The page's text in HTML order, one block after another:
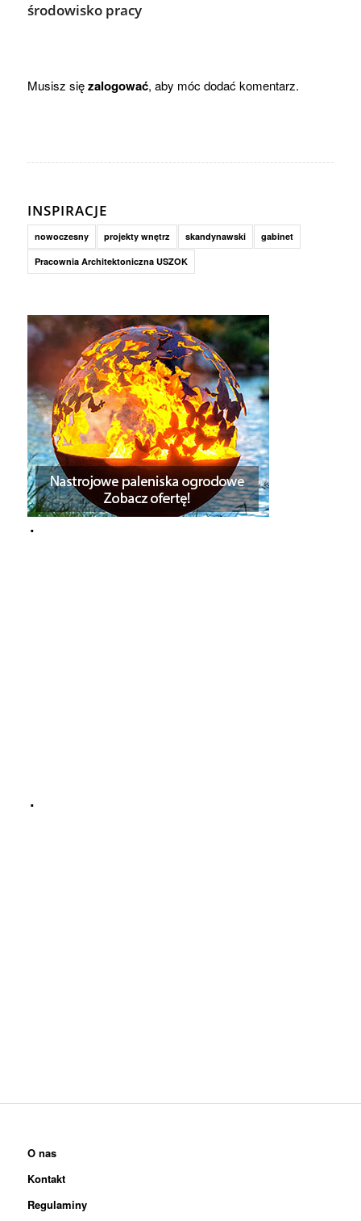
środowisko pracy
Musisz sięzalogować, aby móc dodać komentarz.
INSPIRACJE
nowoczesny projekty wnętrz skandynawski gabinet
Pracownia Architektoniczna USZOK
O nas
Kontakt
Regulaminy